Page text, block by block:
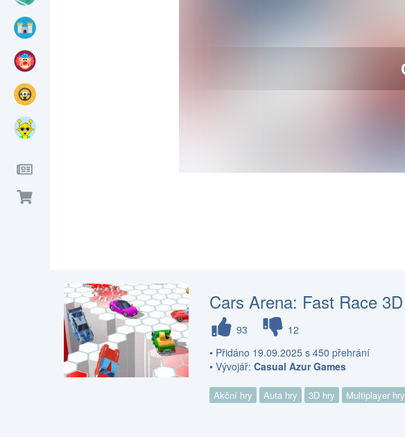
Cars Arena: Fast Race 3D
93
12
• Přidáno 19.09.2025 s 450 přehrání
• Vývojář:Casual Azur Games
Akční hry Auta hry 3D hry Multiplayer hry